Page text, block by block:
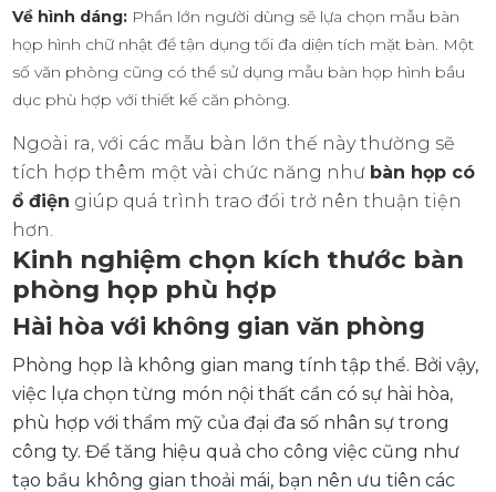
Về hình dáng:Phần lớn người dùng sẽ lựa chọn mẫu bàn
họp hình chữ nhật để tận dụng tối đa diện tích mặt bàn. Một
số văn phòng cũng có thể sử dụng mẫu bàn họp hình bầu
dục phù hợp với thiết kế căn phòng.
Ngoài ra, với các mẫu bàn lớn thế này thường sẽ
tích hợp thêm một vài chức năng như bàn họp có
ổ điện giúp quá trình trao đổi trở nên thuận tiện
hơn.
Kinh nghiệm chọn kích thước bàn
phòng họp phù hợp
Hài hòa với không gian văn phòng
Phòng họp là không gian mang tính tập thể. Bởi vậy,
việc lựa chọn từng món nội thất cần có sự hài hòa,
phù hợp với thẩm mỹ của đại đa số nhân sự trong
công ty. Để tăng hiệu quả cho công việc cũng như
tạo bầu không gian thoải mái, bạn nên ưu tiên các